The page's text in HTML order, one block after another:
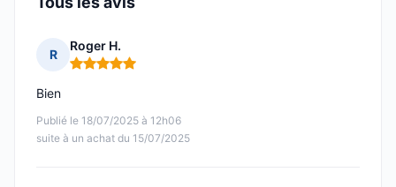
R
Roger H.
Note : 5 sur 5
Publié le 18/07/2025 à 12h06
suite à un achat du 15/07/2025
Bien